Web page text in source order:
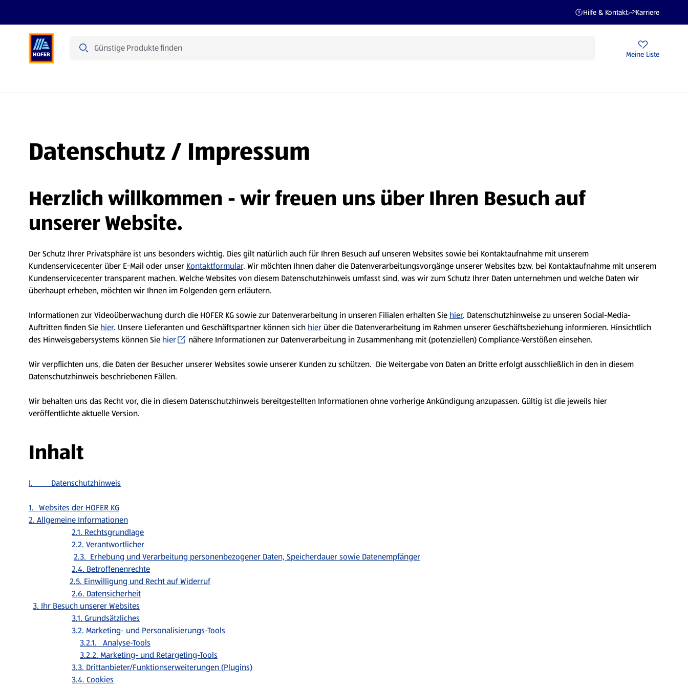
Hilfe & Kontakt
(öffnet in einem neuen Tab)
Karriere
(öffnet in einem
Meine Liste
Datenschutz / Impressum
Herzlich willkommen - wir freuen uns über Ihren Besuch auf
unserer Website.
Der Schutz Ihrer Privatsphäre ist uns besonders wichtig. Dies gilt natürlich auch für Ihren Besuch auf unseren Websites sowie bei Kontaktaufnahme mit unserem
Kundenservicecenter über E-Mail oder unser Kontaktformular. Wir möchten Ihnen daher die Datenverarbeitungsvorgänge unserer Websites bzw. bei Kontaktaufnahme mit unserem
Kundenservicecenter transparent machen. Welche Websites von diesem Datenschutzhinweis umfasst sind, was wir zum Schutz Ihrer Daten unternehmen und welche Daten wir
überhaupt erheben, möchten wir Ihnen im Folgenden gern erläutern.
Informationen zur Videoüberwachung durch die HOFER KG sowie zur Datenverarbeitung in unseren Filialen erhalten Sie hier. Datenschutzhinweise zu unseren Social-Media-
Auftritten finden Sie hier. Unsere Lieferanten und Geschäftspartner können sich hier über die Datenverarbeitung im Rahmen unserer Geschäftsbeziehung informieren. Hinsichtlich
des Hinweisgebersystems können Sie hier nähere Informationen zur Datenverarbeitung in Zusammenhang mit (potenziellen) Compliance-Verstößen einsehen.
Wir verpflichten uns, die Daten der Besucher unserer Websites sowie unserer Kunden zu schützen. Die Weitergabe von Daten an Dritte erfolgt ausschließlich in den in diesem
Datenschutzhinweis beschriebenen Fällen.
Wir behalten uns das Recht vor, die in diesem Datenschutzhinweis bereitgestellten Informationen ohne vorherige Ankündigung anzupassen. Gültig ist die jeweils hier
veröffentlichte aktuelle Version.
Inhalt
I. Datenschutzhinweis
1. Websites der HOFER KG
2. Allgemeine Informationen
2.1. Rechtsgrundlage
2.2. Verantwortlicher
2.3. Erhebung und Verarbeitung personenbezogener Daten, Speicherdauer sowie Datenempfänger
2.4. Betroffenenrechte
2.5. Einwilligung und Recht auf Widerruf
2.6. Datensicherheit
3. Ihr Besuch unserer Websites
3.1. Grundsätzliches
3.2. Marketing- und Personalisierungs-Tools
3.2.1. Analyse-Tools
3.2.2. Marketing- und Retargeting-Tools
3.3. Drittanbieter/Funktionserweiterungen (Plugins)
3.4. Cookies